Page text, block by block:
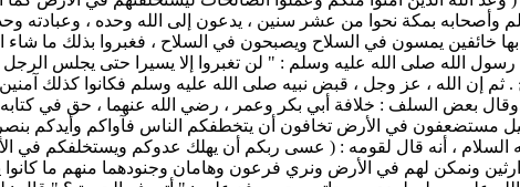
وأصحابه بمكة نحوا من عشر سنين ، يدعون إلى الله وحده ، وعبادته
بها خائفين يمسون في السلاح ويصبحون في السلاح ، فغبروا بذلك ما
رسول الله صلى الله عليه وسلم : " لن تغبروا إلا يسيرا حتى يجلس
. ثم إن الله ، عز وجل ، قبض نبيه صلى الله عليه وسلم فكانوا كذلك
بعض السلف : خلافة أبي بكر وعمر ، رضي الله عنهما ، حق في كتابه